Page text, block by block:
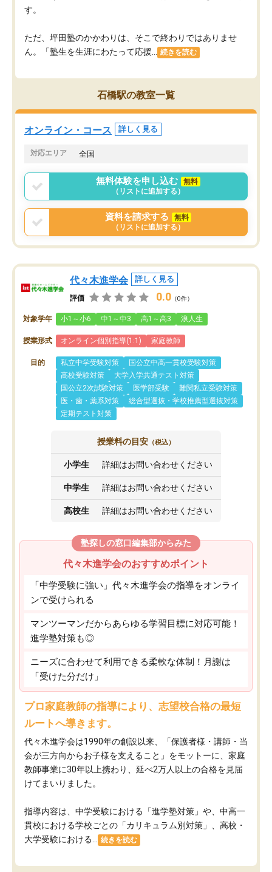
す。
ただ、坪田塾のかかわりは、そこで終わりではありませ
ん。「塾生を生涯にわたって応援...
続きを読む
石橋駅の教室一覧
オンライン・コース 詳しく見る
対応エリア 全国
無料体験を申し込む
無料
（リストに追加する）
資料を請求する
無料
（リストに追加する）
代々木進学会 詳しく見る
評価 0.0 （0件）
対象学年 小1～小6 中1～中3 高1～高3 浪人生
授業形式 オンライン個別指導(1:1) 家庭教師
目的 私立中学受験対策
国公立中高一貫校受験対策
高校受験対策
大学入学共通テスト対策
国公立2次試験対策
医学部受験
難関私立受験対策
医・歯・薬系対策
総合型選抜・学校推薦型選抜対策
定期テスト対策
授業料の目安 （税込）
小学生 詳細はお問い合わせください
中学生 詳細はお問い合わせください
高校生 詳細はお問い合わせください
塾探しの窓口編集部からみた
代々木進学会のおすすめポイント
「中学受験に強い」代々木進学会の指導をオンライ
ンで受けられる
マンツーマンだからあらゆる学習目標に対応可能！
進学塾対策も◎
ニーズに合わせて利用できる柔軟な体制！月謝は
「受けた分だけ」
プロ家庭教師の指導により、志望校合格の最短
ルートへ導きます。
代々木進学会は1990年の創設以来、「保護者様・講師・当
会が三方向からお子様を支えること」をモットーに、家庭
教師事業に30年以上携わり、延べ2万人以上の合格を見届
けてまいりました。
指導内容は、中学受験における「進学塾対策」や、中高一
貫校における学校ごとの「カリキュラム別対策」、高校・
大学受験における...
続きを読む